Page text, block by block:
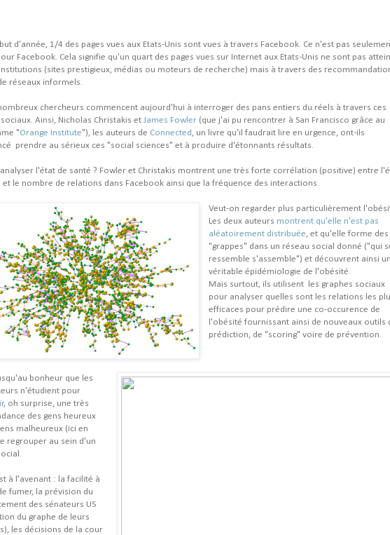
d'année, 1/4 des pages vues aux Etats-Unis sont vues à travers Facebook. Ce n'est pas
Facebook. Cela signifie qu'un quart des pages vues sur Internet aux Etats-Unis ne sont pas
(sites prestigieux, médias ou moteurs de recherche) mais à travers des
réseaux informels.
chercheurs commencent aujourd'hui à interroger des pans entiers du réels à travers ces
Ainsi, Nicholas Christakis et James Fowler (que j'ai pu rencontrer à San Francisco grâce au
"Orange Institute"), les auteurs de Connected , un livre qu'il faudrait lire en urgence, ont-ils
prendre au sérieux ces "social sciences" et à produire d'étonnants résultats.
l'état de santé ? Fowler et Christakis montrent une très forte corrélation (positive) entre
et le nombre de relations dans Facebook ainsi que la fréquence des interactions.
Veut-on regarder plus particulièrement
Les deux auteurs montrent qu'elle n'est pas
aléatoirement distribuée, et qu'elle forme des
"grappes" dans un réseau social donné ("qui
ressemble s'assemble") et découvrent ainsi
véritable épidémiologie de l'obésité.
Mais surtout, ils utilisent les graphes sociaux
pour analyser quelles sont les relations les
efficaces pour prédire une co-occurence de
l'obésité fournissant ainsi de nouveaux outils
prédiction, de "scoring" voire de prévention.
bonheur que les
n'étudient pour
, oh surprise, une très
des gens heureux
malheureux (ici en
regrouper au sein d'un
à l'avenant : la facilité à
fumer, la prévision du
des sénateurs US
du graphe de leurs
les décisions de la cour